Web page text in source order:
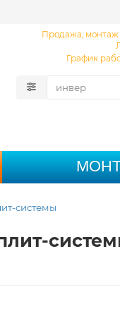
Продажа, монтаж
График
системы